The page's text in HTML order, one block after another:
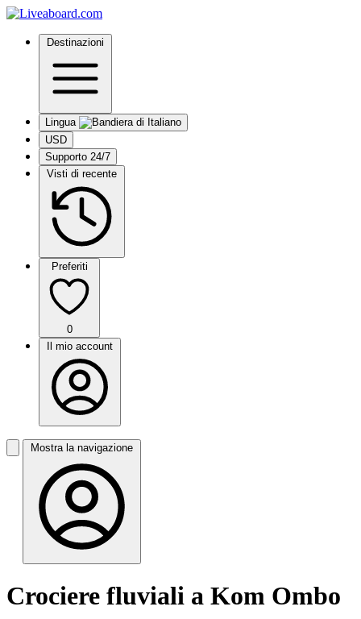
Destinazioni
Lingua
USD
Supporto 24/7
Visti di recente
Preferiti
0
Il mio account
Mostra la navigazione
Crociere fluviali a Kom Ombo